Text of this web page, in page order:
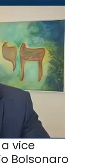
vice
Bolsonaro